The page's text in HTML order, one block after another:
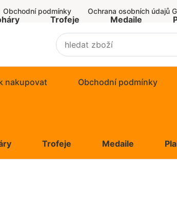
Obchodní podmínky Ochrana osobních údajů
Trofeje Medaile
nakupovat Obchodní podmínky
Trofeje Medaile